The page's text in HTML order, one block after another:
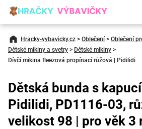
Hracky-vybavicky.cz > Oblečení > Oblečení
Dětské mikiny a svetry > Dětské mikiny >
Dívčí mikina fleezová propínací růžová | Pidilidi
Dětská bunda s
Pidilidi, PD1116-03,
velikost 98 | pro věk 3